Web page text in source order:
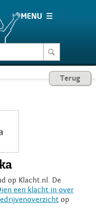
Terug
op Klacht.nl. De
een klacht in over
op